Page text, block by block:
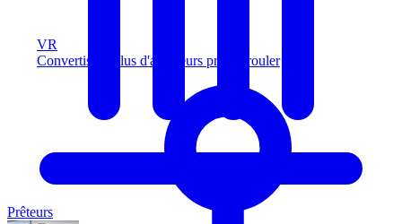
VR
Convertissez plus d'acheteurs prêts à rouler
Prêteurs